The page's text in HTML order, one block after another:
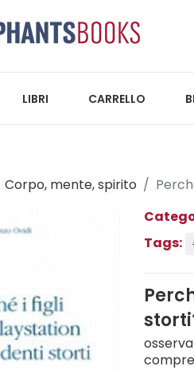
LIBRI CARRELLO
Corpo, mente, spirito
Tags: